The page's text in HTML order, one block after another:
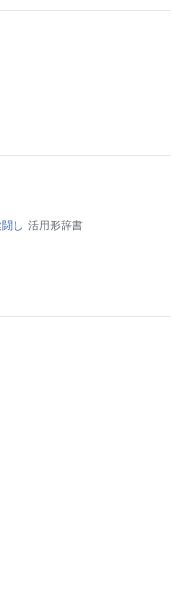
し 活用形辞書